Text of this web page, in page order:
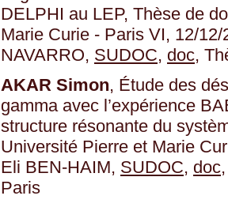
DELPHI au LEP, Thèse de
Marie Curie - Paris VI, 12/
NAVARRO, SUDOC, doc,
AKAR Simon, Étude des
gamma avec l’expérience
structure résonante du
Université Pierre et Marie
Eli BEN-HAIM, SUDOC, doc
Paris